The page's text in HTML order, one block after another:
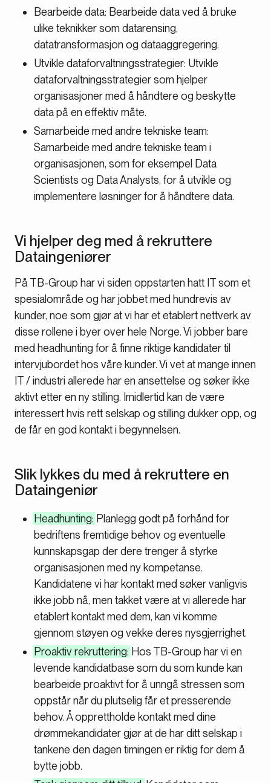
Bearbeide data: Bearbeide data ved å bruke
ulike teknikker som datarensing,
datatransformasjon og dataaggregering.
Utvikle dataforvaltningsstrategier: Utvikle
dataforvaltningsstrategier som hjelper
organisasjoner med å håndtere og beskytte
data på en effektiv måte.
Samarbeide med andre tekniske team:
Samarbeide med andre tekniske team i
organisasjonen, som for eksempel Data
Scientists og Data Analysts, for å utvikle og
implementere løsninger for å håndtere data.
Vi hjelper deg med å rekruttere
Dataingeniører
På TB-Group har vi siden oppstarten hatt IT som et
spesialområde og har jobbet med hundrevis av
kunder, noe som gjør at vi har et etablert nettverk av
disse rollene i byer over hele Norge. Vi jobber bare
med headhunting for å finne riktige kandidater til
intervjubordet hos våre kunder. Vi vet at mange innen
IT / industri allerede har en ansettelse og søker ikke
aktivt etter en ny stilling. Imidlertid kan de være
interessert hvis rett selskap og stilling dukker opp, og
de får en god kontakt i begynnelsen.
Slik lykkes du med å rekruttere en
Dataingeniør
Headhunting: Planlegg godt på forhånd for
bedriftens fremtidige behov og eventuelle
kunnskapsgap der dere trenger å styrke
organisasjonen med ny kompetanse.
Kandidatene vi har kontakt med søker vanligvis
ikke jobb nå, men takket være at vi allerede har
etablert kontakt med dem, kan vi komme
gjennom støyen og vekke deres nysgjerrighet.
Proaktiv rekruttering: Hos TB-Group har vi en
levende kandidatbase som du som kunde kan
bearbeide proaktivt for å unngå stressen som
oppstår når du plutselig får et presserende
behov. Å opprettholde kontakt med dine
drømmekandidater gjør at de har ditt selskap i
tankene den dagen timingen er riktig for dem å
bytte jobb.